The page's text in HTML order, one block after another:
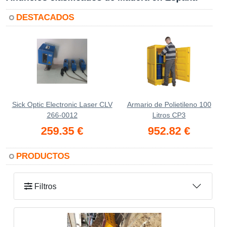
DESTACADOS
Sick Optic Electronic Laser CLV
266-0012
259.35 €
Armario de Polietileno 100
Litros CP3
952.82 €
PRODUCTOS
Filtros